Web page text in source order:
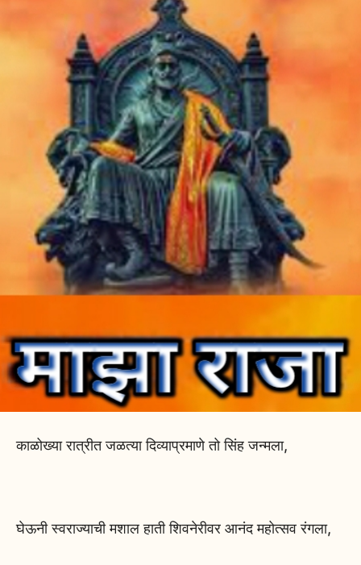
काळोख्या रात्रीत जळत्या दिव्याप्रमाणे तो सिंह जन्मला,
घेऊनी स्वराज्याची मशाल हाती शिवनेरीवर आनंद महोत्सव रंगला,